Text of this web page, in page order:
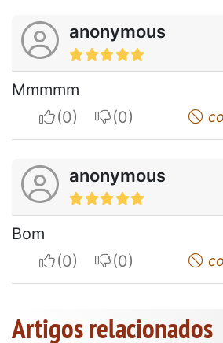
anonymous
Mmmmm
I apreciateI do not
anonymous
Bom
I apreciateI do not
Artigos relacionados